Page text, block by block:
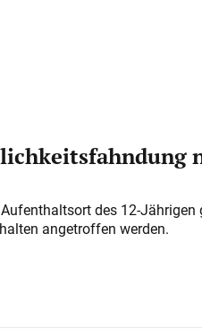
des 12-Jährigen
angetroffen werden.